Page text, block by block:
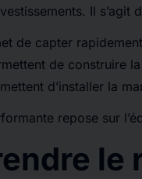
Il
de capter
de construire
d’installer la
repose sur
le